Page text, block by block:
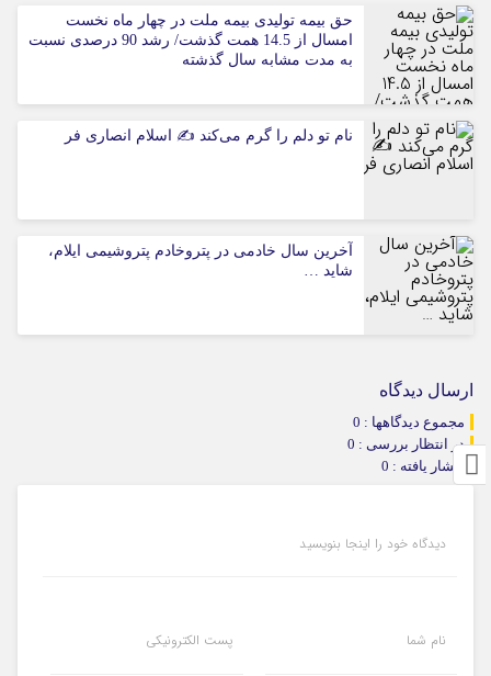
حق بیمه تولیدی بیمه ملت در چهار ماه نخست
امسال از 14.5 همت گذشت/ رشد 90 درصدی نسبت
به مدت مشابه سال گذشته
نام تو دلم را گرم می‌کند ✍️ اسلام انصاری فر
آخرین سال خادمی در پتروخادم پتروشیمی ایلام،
شاید …
ارسال دیدگاه
مجموع دیدگاهها : 0
در انتظار بررسی : 0
انتشار یافته : 0
دیدگاه خود را اینجا بنویسید
نام شما پست الکترونیکی